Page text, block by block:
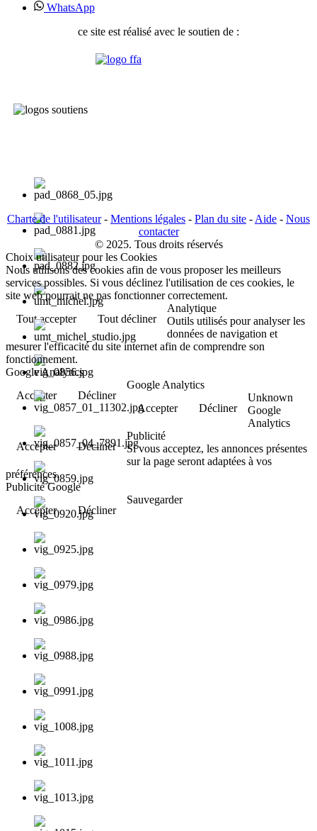
WhatsApp
ce site est réalisé avec le soutien de :
Charte de l'utilisateur- Mentions légales - Plan du site - Aide - Nous
contacter
© 2025. Tous droits réservés
Choix utilisateur pour les Cookies
Nous utilisons des cookies afin de vous proposer les meilleurs
services possibles. Si vous déclinez l'utilisation de ces cookies, le
site web pourrait ne pas fonctionner correctement.
Tout accepter
Tout décliner
Analytique
Outils utilisés pour analyser les
données de navigation et
mesurer l'efficacité du site internet afin de comprendre son
fonctionnement.
Google Analytics
Accepter
Décliner
Google Analytics
Accepter
Décliner
Unknown
Google
Analytics
Accepter
Décliner
Publicité
Si vous acceptez, les annonces présentes
sur la page seront adaptées à vos
préférences.
Publicité Google
Accepter
Décliner
Sauvegarder